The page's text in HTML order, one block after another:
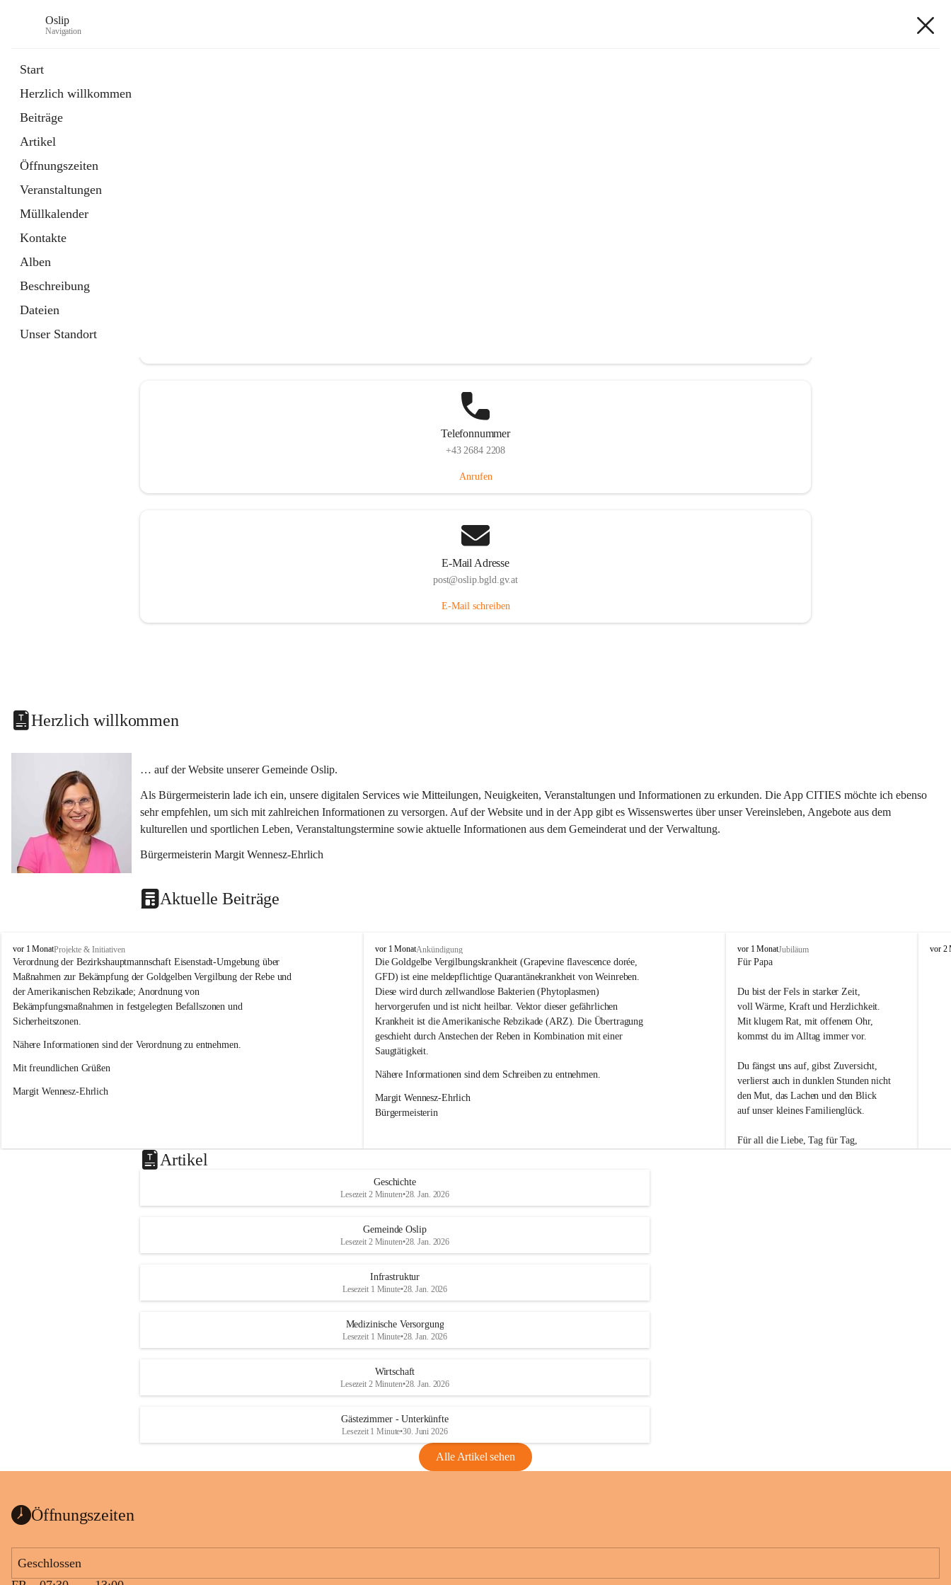
Oslip
Navigation
Start
Herzlich willkommen
Beiträge
Artikel
Öffnungszeiten
Veranstaltungen
Müllkalender
Kontakte
Alben
Beschreibung
Dateien
Unser Standort
Telefonnummer
+43 2684 2208
Anrufen
E-Mail Adresse
post@oslip.bgld.gv.at
E-Mail schreiben
Herzlich willkommen
… auf der Website unserer Gemeinde Oslip.
Als Bürgermeisterin lade ich ein, unsere digitalen Services wie Mitteilungen, Neuigkeiten, Veranstaltungen und Informationen zu erkunden. Die App CITIES möchte ich ebenso
sehr empfehlen, um sich mit zahlreichen Informationen zu versorgen. Auf der Website und in der App gibt es Wissenswertes über unser Vereinsleben, Angebote aus dem
kulturellen und sportlichen Leben, Veranstaltungstermine sowie aktuelle Informationen aus dem Gemeinderat und der Verwaltung.
Bürgermeisterin Margit Wennesz-Ehrlich
Aktuelle Beiträge
O
s
l
i
p
vor 1 MonatProjekte & Initiativen
Verordnung der Bezirkshauptmannschaft Eisenstadt-Umgebung über
Maßnahmen zur Bekämpfung der Goldgelben Vergilbung der Rebe und
der Amerikanischen Rebzikade; Anordnung von
Bekämpfungsmaßnahmen in festgelegten Befallszonen und
Sicherheitszonen.
Nähere Informationen sind der Verordnung zu entnehmen.
Mit freundlichen Grüßen
Margit Wennesz-Ehrlich
O
s
l
i
p
vor 1 MonatAnkündigung
Die Goldgelbe Vergilbungskrankheit (Grapevine flavescence dorée,
GFD) ist eine meldepflichtige Quarantänekrankheit von Weinreben.
Diese wird durch zellwandlose Bakterien (Phytoplasmen)
hervorgerufen und ist nicht heilbar. Vektor dieser gefährlichen
Krankheit ist die Amerikanische Rebzikade (ARZ). Die Übertragung
geschieht durch Anstechen der Reben in Kombination mit einer
Saugtätigkeit.
Nähere Informationen sind dem Schreiben zu entnehmen.
Margit Wennesz-Ehrlich
Bürgermeisterin
O
s
i
vor 1 MonatJubiläum
Für Papa
Du bist der Fels in starker Zeit,
voll Wärme, Kraft und Herzlichkeit.
Mit klugem Rat, mit offenem Ohr,
kommst du im Alltag immer vor.
Du fängst uns auf, gibst Zuversicht,
verlierst auch in dunklen Stunden nicht
den Mut, das Lachen und den Blick
auf unser kleines Familienglück.
Für all die Liebe, Tag für Tag,
O
vor 2
Artikel
Geschichte
Lesezeit 2 Minuten•28. Jan. 2026
Gemeinde Oslip
Lesezeit 2 Minuten•28. Jan. 2026
Infrastruktur
Lesezeit 1 Minute•28. Jan. 2026
Medizinische Versorgung
Lesezeit 1 Minute•28. Jan. 2026
Wirtschaft
Lesezeit 2 Minuten•28. Jan. 2026
Gästezimmer - Unterkünfte
Lesezeit 1 Minute•30. Juni 2026
Alle Artikel sehen
Öffnungszeiten
Geschlossen